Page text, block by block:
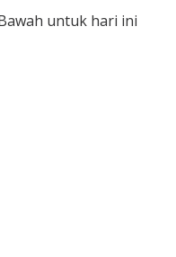
untuk hari ini